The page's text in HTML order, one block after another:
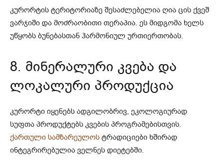
კურორტის ტერიტორიაზე შესაძლებელია ღია ცის ქვეშ
ვარჯიში და მოძრაობითი თერაპია. ეს მიდგომა ხელს
უწყობს ბუნებასთან ჰარმონიულ ურთიერთობას.
8. მინერალური კვება და
ლოკალური პროდუქცია
კურორტი იყენებს ადგილობრივ, ეკოლოგიურად
სუფთა პროდუქტებს კვების პროგრამებისთვის.
ქართული სამზარეულოს ტრადიციები ხშირად
ინტეგრირებულია ველნეს დიეტებში.